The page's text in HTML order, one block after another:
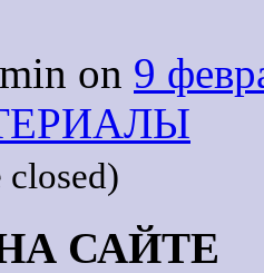
on 9
closed)
САЙТЕ